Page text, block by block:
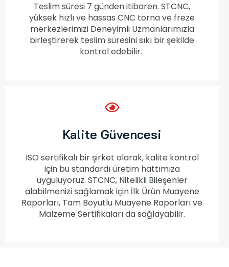
Teslim süresi 7 günden itibaren. STCNC,
yüksek hızlı ve hassas CNC torna ve freze
merkezlerimizi Deneyimli Uzmanlarımızla
birleştirerek teslim süresini sıkı bir şekilde
kontrol edebilir.
Kalite Güvencesi
ISO sertifikalı bir şirket olarak, kalite kontrol
için bu standardı üretim hattımıza
uyguluyoruz. STCNC, Nitelikli Bileşenler
alabilmenizi sağlamak için İlk Ürün Muayene
Raporları, Tam Boyutlu Muayene Raporları ve
Malzeme Sertifikaları da sağlayabilir.